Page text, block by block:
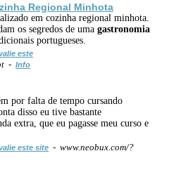
Regional Minhota
em cozinha regional minhota.
os segredos de uma gastronomia
portugueses.
este
- Info
por falta de tempo cursando
disso eu tive bastante
extra, que eu pagasse meu curso e
este site - www.neobux.com/?